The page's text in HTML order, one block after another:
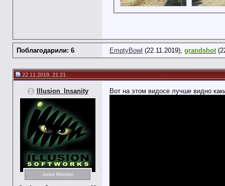
Поблагодарили: 6 EmptyBowl (22.11.2019), grandshot
22.11.2019, 21:21
Illusion_Insanity
Junior Member
Вот на этом видосе лучше видно